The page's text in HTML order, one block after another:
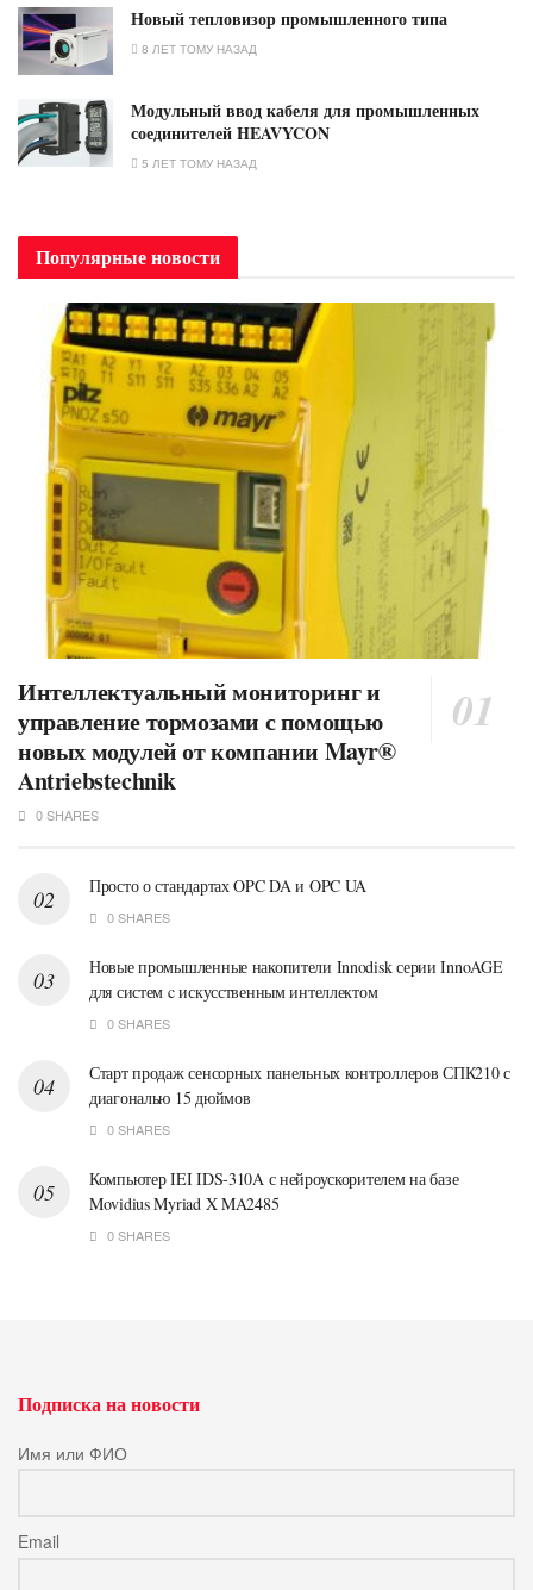
Новый тепловизор промышленного типа
8 ЛЕТ ТОМУ НАЗАД
Модульный ввод кабеля для промышленных
соединителей HEAVYCON
5 ЛЕТ ТОМУ НАЗАД
Популярные новости
Интеллектуальный мониторинг и
управление тормозами с помощью
новых модулей от компании Mayr®
Antriebstechnik
0 SHARES
Просто о стандартах OPC DA и OPC UA
0 SHARES
Новые промышленные накопители Innodisk серии InnoAGE
для систем c искусственным интеллектом
0 SHARES
Старт продаж сенсорных панельных контроллеров СПК210 с
диагональю 15 дюймов
0 SHARES
Компьютер IEI IDS-310A с нейроускорителем на базе
Movidius Myriad X MA2485
0 SHARES
Подписка на новости
Имя или ФИО
Email